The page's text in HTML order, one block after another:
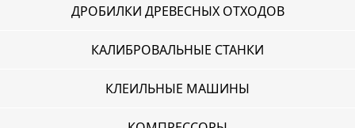
ДРОБИЛКИ ДРЕВЕСНЫХ ОТХОДОВ
КАЛИБРОВАЛЬНЫЕ СТАНКИ
КЛЕИЛЬНЫЕ МАШИНЫ